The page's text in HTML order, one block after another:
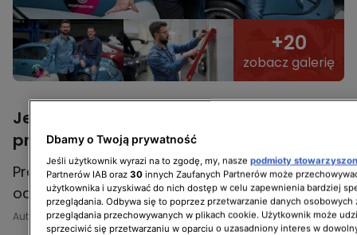
+20
zobacz galerię
Jeździć, obserwować - 3. seria. Kiedy
premiera?
Premiera 3. serii "Jeździć, obserwować"
odbędzie sięw niedzielę 3 marca o 14:45
Autorka/Autor: Michał Miernik
Dbamy o Twoją prywatność
Jeśli użytkownik wyrazi na to zgodę, my, nasze podmioty
Partnerów IAB oraz 30 innych Zaufanych Partnerów może
użytkownika i uzyskiwać do nich dostęp w celu zapewnienia bardziej
przeglądania. Odbywa się to poprzez przetwarzanie danych osobowych
przeglądania przechowywanych w plikach cookie. Użytkownik może
sprzeciwić się przetwarzaniu w oparciu o uzasadniony interes w